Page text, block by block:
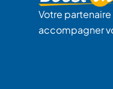
Votre
accompagner